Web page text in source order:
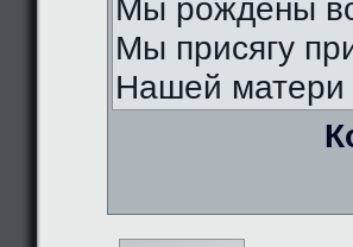
Мы рождены
Мы присягу
Нашей матери